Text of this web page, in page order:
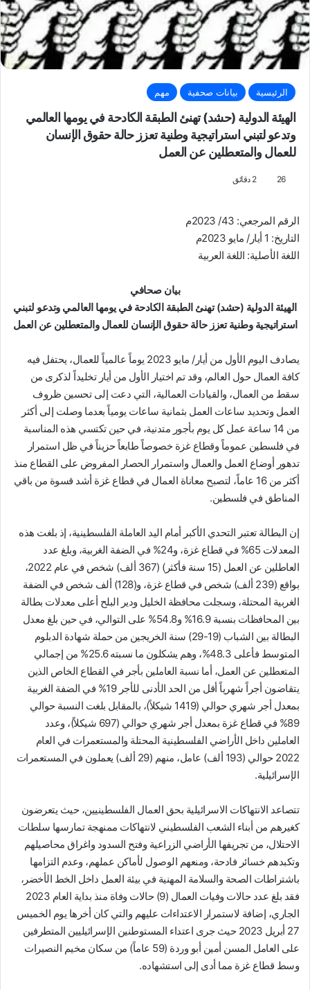
الرئيسية بيانات صحفية مهم
الهيئة الدولية (حشد) تهنئ الطبقة الكادحة في يومها العالمي
وتدعو لتبني استراتيجية وطنية تعزز حالة حقوق الإنسان
للعمال والمتعطلين عن العمل
26 2 دقائق
الرقم المرجعي: 43/ 2023م
التاريخ: 1 أيار/ مايو 2023م
اللغة الأصلية: اللغة العربية
بيان صحافي
الهيئة الدولية (حشد) تهنئ الطبقة الكادحة في يومها العالمي وتدعو لتبني
استراتيجية وطنية تعزز حالة حقوق الإنسان للعمال والمتعطلين عن العمل
يصادف اليوم الأول من أيار/ مايو 2023 يوماً عالمياً للعمال، يحتفل فيه
كافة العمال حول العالم، وقد تم اختيار الأول من أيار تخليداً لذكرى من
سقط من العمال، والقيادات العمالية، التي دعت إلى تحسين ظروف
العمل وتحديد ساعات العمل بثمانية ساعات يومياً بعدما وصلت إلى أكثر
من 14 ساعة عمل كل يوم بأجور متدنية، في حين تكتسي هذه المناسبة
في فلسطين عموماً وقطاع غزة خصوصاً طابعاً حزيناً في ظل استمرار
تدهور أوضاع العمل والعمال واستمرار الحصار المفروض على القطاع منذ
أكثر من 16 عاماً، لتصبح معاناة العمال في قطاع غزة أشد قسوة من باقي
المناطق في فلسطين.
إن البطالة تعتبر التحدي الأكبر أمام اليد العاملة الفلسطينية، إذ بلغت هذه
المعدلات 65% في قطاع غزة، و24% في الضفة الغربية، وبلغ عدد
العاطلين عن العمل (15 سنة فأكثر) (367 ألف) شخص في عام 2022،
بواقع (239 ألف) شخص في قطاع غزة، و(128) ألف شخص في الضفة
الغربية المحتلة، وسجلت محافظة الخليل ودير البلح أعلى معدلات بطالة
بين المحافظات بنسبة 16.9% و54.8% على التوالي، في حين بلغ معدل
البطالة بين الشباب (19-29) سنة الخريجين من حملة شهادة الدبلوم
المتوسط فأعلى 48.3%، وهم يشكلون ما نسبته 25.6% من إجمالي
المتعطلين عن العمل، أما نسبة العاملين بأجر في القطاع الخاص الذين
يتقاضون أجراً شهرياً أقل من الحد الأدنى للأجر 19% في الضفة الغربية
بمعدل أجر شهري حوالي (1419 شيكلاً)، بالمقابل بلغت النسبة حوالي
89% في قطاع غزة بمعدل أجر شهري حوالي (697 شيكلاً)، وعدد
العاملين داخل الأراضي الفلسطينية المحتلة والمستعمرات في العام
2022 حوالي (193 ألف) عامل، منهم (29 ألف) يعملون في المستعمرات
الإسرائيلية.
تتصاعد الانتهاكات الاسرائيلية بحق العمال الفلسطينيين، حيث يتعرضون
كغيرهم من أبناء الشعب الفلسطيني لانتهاكات ممنهجة تمارسها سلطات
الاحتلال، من تجريفها الأراضي الزراعية وفتح السدود واغراق محاصيلهم
وتكبدهم خسائر فادحة، ومنعهم الوصول لأماكن عملهم، وعدم التزامها
باشتراطات الصحة والسلامة المهنية في بيئة العمل داخل الخط الأخضر،
فقد بلغ عدد حالات وفيات العمال (9) حالات وفاة منذ بداية العام 2023
الجاري، إضافة لاستمرار الاعتداءات عليهم والتي كان أخرها يوم الخميس
27 أبريل 2023 حيث جرى اعتداء المستوطنين الإسرائيليين المتطرفين
على العامل المسن أمين أبو وردة (59 عاماً) من سكان مخيم النصيرات
وسط قطاع غزة مما أدى إلى استشهاده.